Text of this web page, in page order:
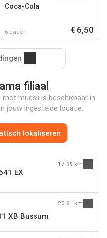
Coca-Cola
6 dagen € 6,50
filiaal
muesli is beschikbaar in
jouw ingestelde locatie:
lokaliseren
EX
17.89 km
XB Bussum
20.61 km